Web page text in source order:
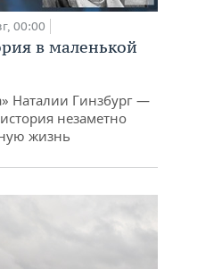
00:00
в маленькой
Наталии Гинзбург —
незаметно
жизнь